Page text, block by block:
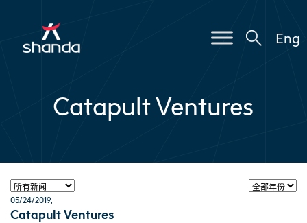
Eng
Catapult Ventures
05/24/2019,
Catapult Ventures